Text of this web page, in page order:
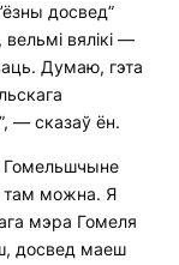
досвед”
вельмі вялікі —
Думаю, гэта
— сказаў ён.
Гомельшчыне
там можна. Я
мэра Гомеля
досвед маеш